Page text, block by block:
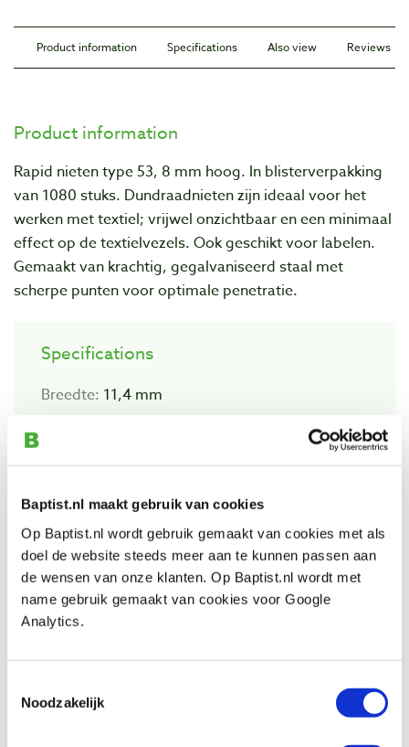
Baptist.nl maakt gebruik van cookies
Op Baptist.nl wordt gebruik gemaakt van cookies met als
doel de website steeds meer aan te kunnen passen aan
de wensen van onze klanten. Op Baptist.nl wordt met
name gebruik gemaakt van cookies voor Google
Analytics.
Noodzakelijk
Product information Specifications Also view Reviews
Product information
Rapid nieten type 53, 8 mm hoog. In blisterverpakking
van 1080 stuks. Dundraadnieten zijn ideaal voor het
werken met textiel; vrijwel onzichtbaar en een minimaal
effect op de textielvezels. Ook geschikt voor labelen.
Gemaakt van krachtig, gegalvaniseerd staal met
scherpe punten voor optimale penetratie.
Specifications
Breedte: 11,4 mm
ALU610, ALU953, M10R en Eco Tacker.
Also view